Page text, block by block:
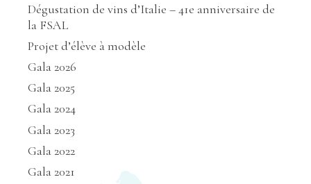
Dégustation de vins d’Italie – 41e anniversaire de
la FSAL
Projet d’élève à modèle
Gala 2026
Gala 2025
Gala 2024
Gala 2023
Gala 2022
Gala 2021